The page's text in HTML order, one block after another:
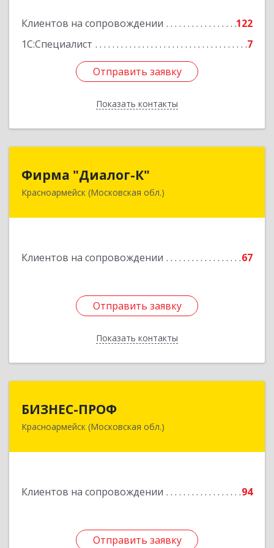
Клиентов на сопровождении
122
1С:Специалист
7
Отправить заявку
Показать контакты
Подробнее
Отправить заявку
Назад
Фирма "Диалог-К"
Красноармейск (Московская обл.)
Клиентов на сопровождении 67
Отправить заявку
Показать контакты
141292, Московская обл, Красноармейск г,
Отправить заявку
Назад
БИЗНЕС-ПРОФ
Красноармейск (Московская обл.)
Клиентов на сопровождении 94
Отправить заявку
141290, Московская обл, Красноармейск г,
Отправить заявку